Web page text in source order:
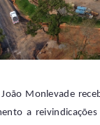
Monlevade
a